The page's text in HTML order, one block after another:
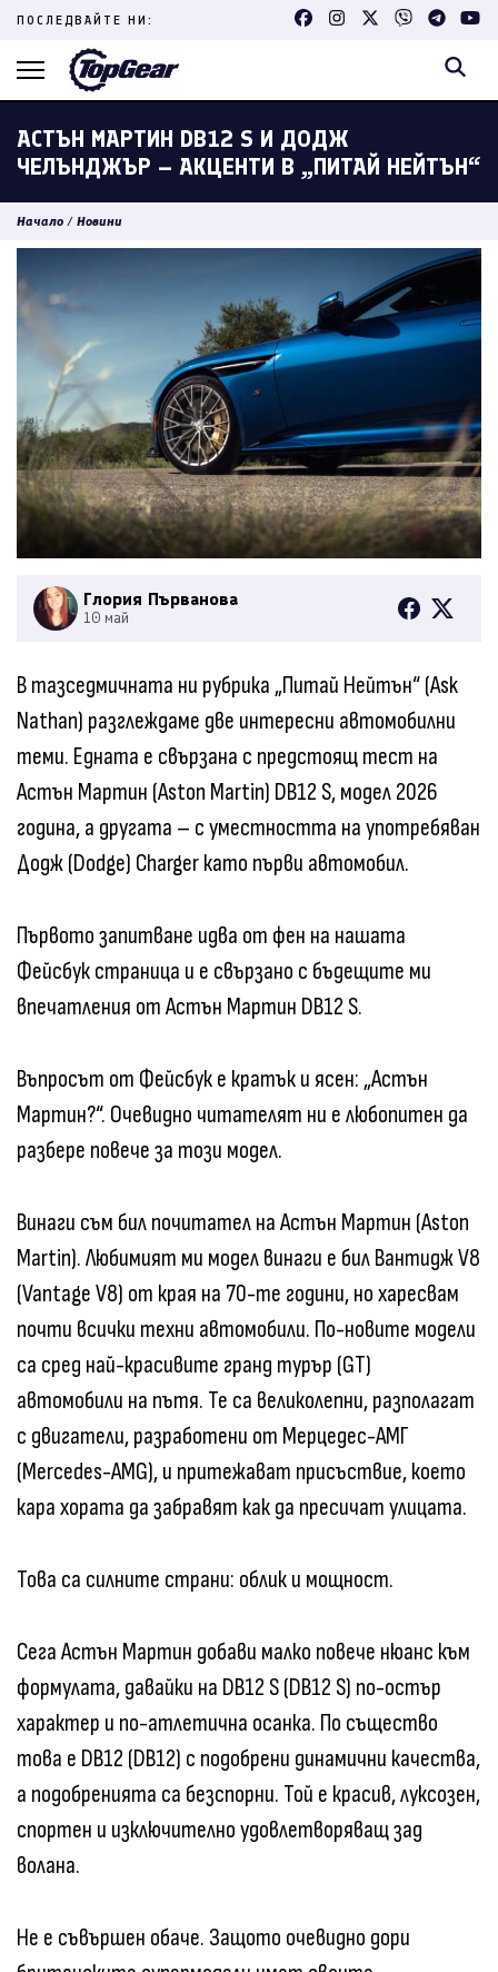
Skip
content
ПОСЛЕДВАЙТЕ НИ:
АСТЪН МАРТИН DB12 S И ДОДЖ
ЧЕЛЪНДЖЪР – АКЦЕНТИ В „ПИТАЙ НЕЙТЪН“
Начало / Новини
Глория Първанова
10 май
В тазседмичната ни рубрика „Питай Нейтън“ (Ask
Nathan) разглеждаме две интересни автомобилни
теми. Едната е свързана с предстоящ тест на
Астън Мартин (Aston Martin) DB12 S, модел 2026
година, а другата – с уместността на употребяван
Додж (Dodge) Charger като първи автомобил.
Първото запитване идва от фен на нашата
Фейсбук страница и е свързано с бъдещите ми
впечатления от Астън Мартин DB12 S.
Въпросът от Фейсбук е кратък и ясен: „Астън
Мартин?“. Очевидно читателят ни е любопитен да
разбере повече за този модел.
Винаги съм бил почитател на Астън Мартин (Aston
Martin). Любимият ми модел винаги е бил Вантидж V8
(Vantage V8) от края на 70-те години, но харесвам
почти всички техни автомобили. По-новите модели
са сред най-красивите гранд турър (GT)
автомобили на пътя. Те са великолепни, разполагат
с двигатели, разработени от Мерцедес-АМГ
(Mercedes-AMG), и притежават присъствие, което
кара хората да забравят как да пресичат улицата.
Това са силните страни: облик и мощност.
Сега Астън Мартин добави малко повече нюанс към
формулата, давайки на DB12 S (DB12 S) по-остър
характер и по-атлетична осанка. По същество
това е DB12 (DB12) с подобрени динамични качества,
а подобренията са безспорни. Той е красив, луксозен,
спортен и изключително удовлетворяващ зад
волана.
Не е съвършен обаче. Защото очевидно дори